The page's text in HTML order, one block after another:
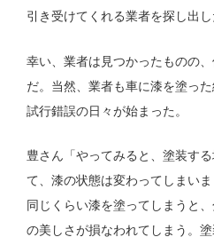
引き受けてくれる業者を探し出し
幸い、業者は見つかったものの
だ。当然、業者も車に漆を塗っ
試行錯誤の日々が始まった。
豊さん「やってみると、塗装す
て、漆の状態は変わってしまい
同じくらい漆を塗ってしまうと
の美しさが損なわれてしまう。